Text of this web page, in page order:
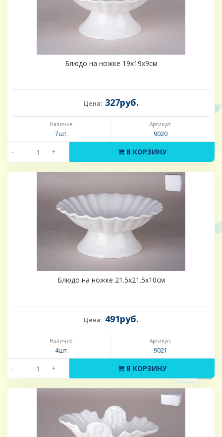
Блюдо на ножке 19х19х9см
Цена: 327руб.
Наличие:
7шт.
Артикул:
9020
- + В КОРЗИНУ
Блюдо на ножке 21.5х21.5х10см
Цена: 491руб.
Наличие:
4шт.
Артикул:
9021
- + В КОРЗИНУ